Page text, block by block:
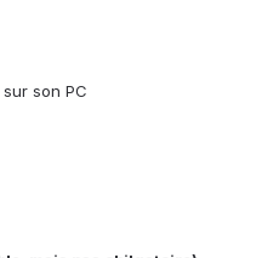
son PC